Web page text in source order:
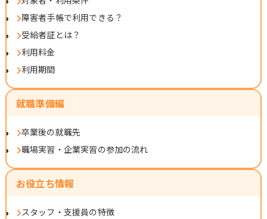
障害者手帳で利用できる？
受給者証とは？
利用料金
利用期間
就職準備編
卒業後の就職先
職場実習・企業実習の参加の流れ
お役立ち情報
スタッフ・支援員の特徴